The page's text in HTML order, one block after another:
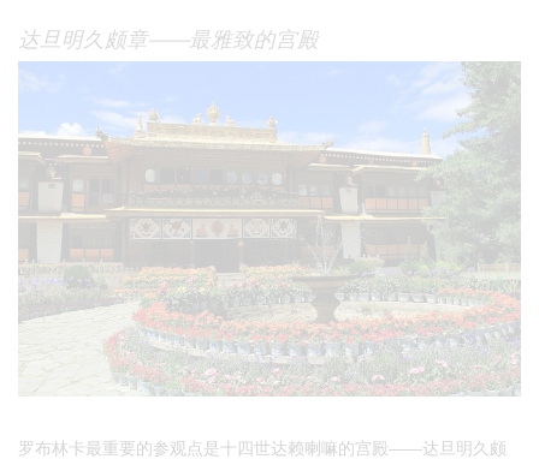
达旦明久颇章——最雅致的宫殿
罗布林卡最重要的参观点是十四世达赖喇嘛的宫殿——达旦明久颇